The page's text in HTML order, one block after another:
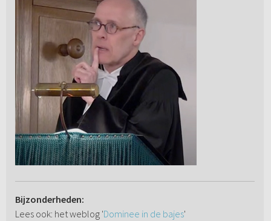
Bijzonderheden:
Lees ook: het weblog 'Dominee in de bajes'